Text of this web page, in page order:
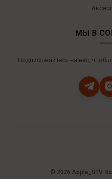
МЫ В
Подписывайтесь на нас,
© 2026 Apple_STV.